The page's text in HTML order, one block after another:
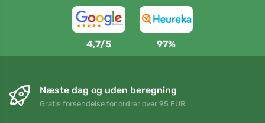
4,7/5 97%
Næste dag og uden beregning
Gratis forsendelse for ordrer over 95 EUR